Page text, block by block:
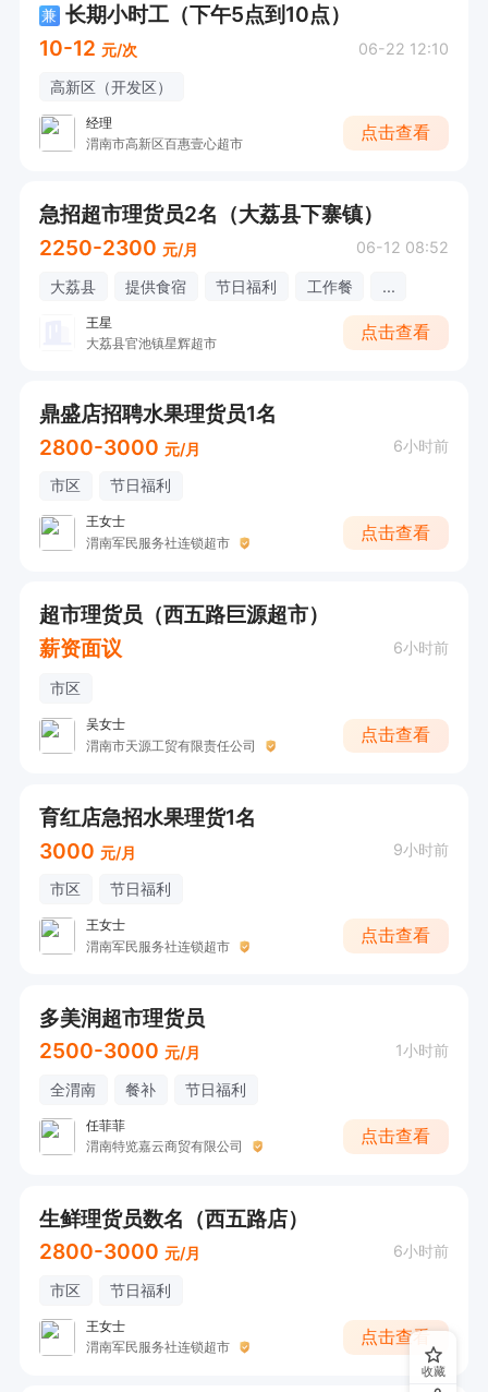
兼 长期小时工（下午5点到10点）
10-12 元/次 06-22 12:10
高新区（开发区）
经理
渭南市高新区百惠壹心超市
点击查看
急招超市理货员2名（大荔县下寨镇）
2250-2300 元/月 06-12 08:52
大荔县 提供食宿 节日福利 工作餐 ...
王星
大荔县官池镇星辉超市
点击查看
鼎盛店招聘水果理货员1名
2800-3000 元/月 6小时前
市区 节日福利
王女士
渭南军民服务社连锁超市
点击查看
超市理货员（西五路巨源超市）
薪资面议
6小时前
市区
吴女士
渭南市天源工贸有限责任公司
点击查看
育红店急招水果理货1名
3000 元/月 9小时前
市区 节日福利
王女士
渭南军民服务社连锁超市
点击查看
多美润超市理货员
2500-3000 元/月 1小时前
全渭南 餐补 节日福利
任菲菲
渭南特览嘉云商贸有限公司
点击查看
生鲜理货员数名（西五路店）
2800-3000 元/月 6小时前
市区 节日福利
王女士
渭南军民服务社连锁超市
点击查看
收藏